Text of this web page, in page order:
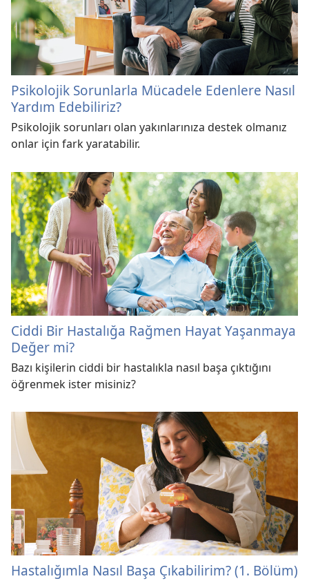
Psikolojik Sorunlarla Mücadele Edenlere Nasıl
Yardım Edebiliriz?
Psikolojik sorunları olan yakınlarınıza destek olmanız
onlar için fark yaratabilir.
Ciddi Bir Hastalığa Rağmen Hayat Yaşanmaya
Değer mi?
Bazı kişilerin ciddi bir hastalıkla nasıl başa çıktığını
öğrenmek ister misiniz?
Hastalığımla Nasıl Başa Çıkabilirim? (1. Bölüm)